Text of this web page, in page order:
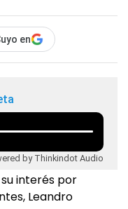
en
by Thinkindot Audio
interés por
Leandro